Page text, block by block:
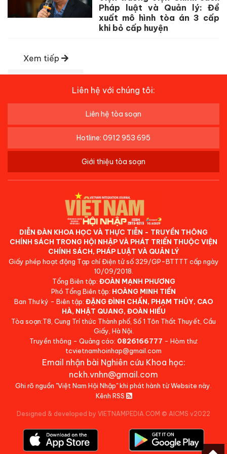
Pháp luật và Quản lý: Đề
xuất mô hình tòa án 3 cấp
khi bỏ cấp huyện
Xem tiếp
Liên hệ với chúng tôi:
Liên hệ tòa soạn
Hotline: 0912 953 695
Giới thiệu tòa soạn
DIỄN ĐÀN KHOA HỌC VÀ THỰC TIỄN - TRUYỀN THÔNG
CHÍNH SÁCH TRONG HỘI NHẬP VÀ PHÁT TRIỂN THUỘC VIỆN
CHÍNH SÁCH, PHÁP LUẬT VÀ QUẢN LÝ
Giấy phép hoạt động Tạp chí Điện tử số 329/GP-BTTTT cấp ngày
10/09/2018.
Tổng Biên tập: ĐOÀN MẠNH PHƯƠNG
Phó Tổng Biên tập: HOÀNG MINH TIẾN
Ban Thư ký - Biên tập: ĐẶNG ĐÌNH CHẤN, PHẠM THỦY, CAO
HÀ, NHẬT QUANG, ĐOÀN HIẾU
Tòa soạn:T8, Cung Trí thức Thành phố, Số 1 Tôn Thất Thuyết, Cầu
Giấy, Hà Nội.
Truyền thông - Quảng cáo: 0826166777 - Hòm thư:
tcvietnamhoinhap@gmail.com
Email nhận bài Nghiên cứu Khoa học:
nckh.vnhn@gmail.com
Ghi rõ nguồn "Việt Nam Hội Nhập" khi phát hành từ Website này.
Kênh RSS
Designed & developed by VIETNAMPEDIA.COM © AICMS v2022